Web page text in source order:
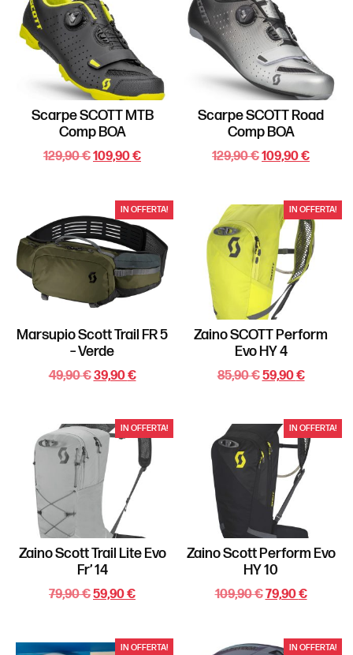
Scarpe SCOTT MTB
Comp BOA
129,90€109,90€
Scarpe SCOTT Road
Comp BOA
129,90€109,90€
IN OFFERTA!
Marsupio Scott Trail FR 5
– Verde
49,90€39,90€
IN OFFERTA!
Zaino SCOTT Perform
Evo HY 4
85,90€59,90€
IN OFFERTA!
Zaino Scott Trail Lite Evo
Fr’ 14
79,90€59,90€
IN OFFERTA!
Zaino Scott Perform Evo
HY 10
109,90€79,90€
IN OFFERTA! IN OFFERTA!